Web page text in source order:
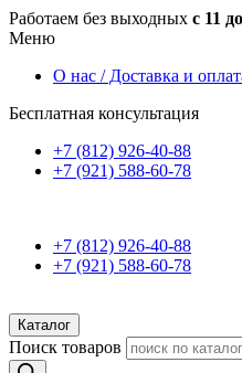
Работаем без выходных с 11
Меню
О нас / Доставка и
Бесплатная консультация
+7 (812) 926-40-88
+7 (921) 588-60-78
+7 (812) 926-40-88
+7 (921) 588-60-78
Каталог
Поиск товаров